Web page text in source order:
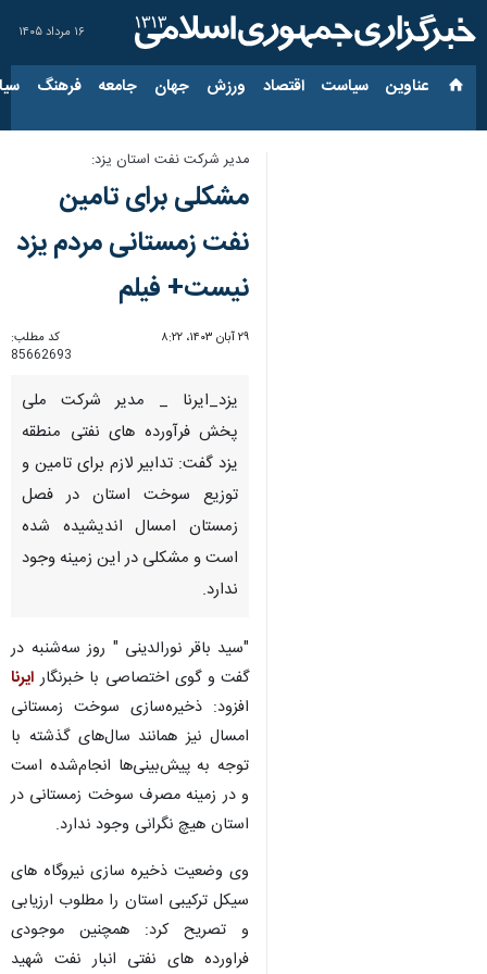
۱۶ مرداد ۱۴۰۵
عناوین‌ سیاست اقتصاد ورزش جهان جامعه فرهنگ
مدیر شرکت نفت استان یزد:
مشکلی برای تامین
نفت زمستانی مردم یزد
نیست+ فیلم
۲۹ آبان ۱۴۰۳، ۸:۲۲
کد مطلب:
85662693
یزد_ایرنا _ مدیر شرکت ملی
پخش فرآورده های نفتی منطقه
یزد گفت: تدابیر لازم برای تامین و
توزیع سوخت استان در فصل
زمستان امسال اندیشیده شده
است و مشکلی در این زمینه وجود
ندارد.
"سید باقر نورالدینی " روز سه‌شنبه در
گفت و گوی اختصاصی با خبرنگار ایرنا
افزود: ذخیره‌سازی سوخت زمستانی
امسال نیز همانند سال‌های گذشته با
توجه به پیش‌بینی‌ها انجام‌شده است
و در زمینه مصرف سوخت زمستانی در
استان هیچ نگرانی وجود ندارد.
وی وضعیت ذخیره سازی نیروگاه های
سیکل ترکیبی استان را مطلوب ارزیابی
و تصریح کرد: همچنین موجودی
فراورده های نفتی انبار نفت شهید